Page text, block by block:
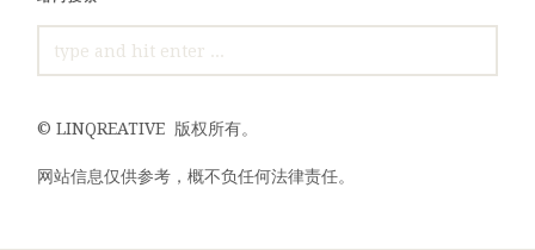
FOR:
©LINQREATIVE 版权所有。
网站信息仅供参考，概不负任何法律责任。